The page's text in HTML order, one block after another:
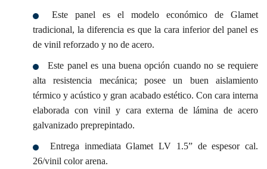
Este panel es el modelo económico de Glamet
tradicional, la diferencia es que la cara inferior del panel es
de vinil reforzado y no de acero.
Este panel es una buena opción cuando no se requiere
alta resistencia mecánica; posee un buen aislamiento
térmico y acústico y gran acabado estético. Con cara interna
elaborada con vinil y cara externa de lámina de acero
galvanizado preprepintado.
Entrega inmediata Glamet LV 1.5” de espesor cal.
26/vinil color arena.